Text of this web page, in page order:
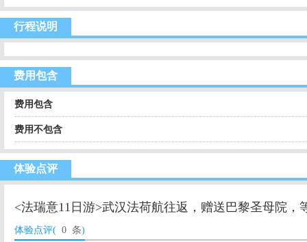
行程说明
费用包含
费用包含
费用不包含
体验点评
<法瑞意11日游>武汉法荷航往返，赠送巴黎圣母院，
体验点评( 0 条)